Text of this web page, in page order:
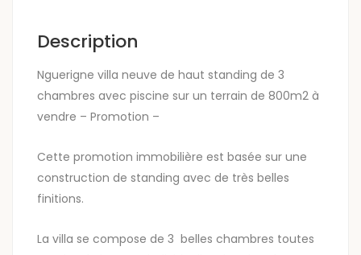
Description
Nguerigne villa neuve de haut standing de 3
chambres avec piscine sur un terrain de 800m2 à
vendre – Promotion –
Cette promotion immobilière est basée sur une
construction de standing avec de très belles
finitions.
La villa se compose de 3 belles chambres toutes